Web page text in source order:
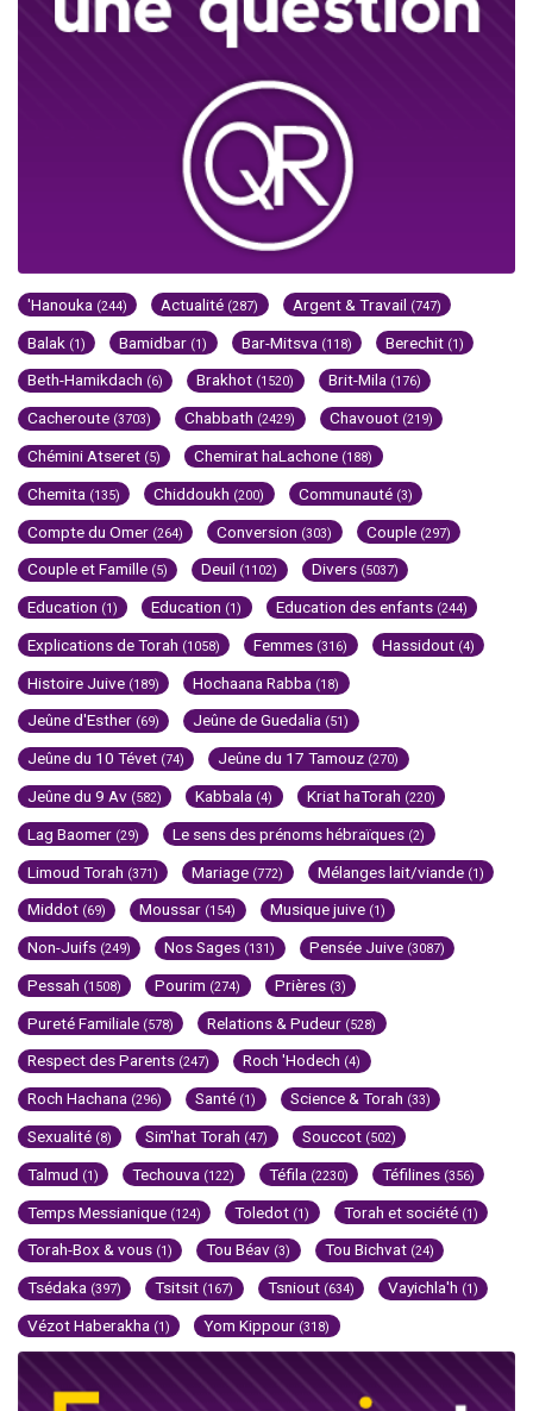
'Hanouka (244) Actualité (287) Argent & Travail (747)
Balak (1) Bamidbar (1) Bar-Mitsva (118) Berechit (1)
Beth-Hamikdach (6) Brakhot (1520) Brit-Mila (176)
Cacheroute (3703) Chabbath (2429) Chavouot (219)
Chémini Atseret (5) Chemirat haLachone (188)
Chemita (135) Chiddoukh (200) Communauté (3)
Compte du Omer (264) Conversion (303) Couple (297)
Couple et Famille (5) Deuil (1102) Divers (5037)
Education (1) Education (1) Education des enfants (244)
Explications de Torah (1058) Femmes (316) Hassidout (4)
Histoire Juive (189) Hochaana Rabba (18)
Jeûne d'Esther (69) Jeûne de Guedalia (51)
Jeûne du 10 Tévet (74) Jeûne du 17 Tamouz (270)
Jeûne du 9 Av (582) Kabbala (4) Kriat haTorah (220)
Lag Baomer (29) Le sens des prénoms hébraïques (2)
Limoud Torah (371) Mariage (772) Mélanges lait/viande (1)
Middot (69) Moussar (154) Musique juive (1)
Non-Juifs (249) Nos Sages (131) Pensée Juive (3087)
Pessah (1508) Pourim (274) Prières (3)
Pureté Familiale (578) Relations & Pudeur (528)
Respect des Parents (247) Roch 'Hodech (4)
Roch Hachana (296) Santé (1) Science & Torah (33)
Sexualité (8) Sim'hat Torah (47) Souccot (502)
Talmud (1) Techouva (122) Téfila (2230) Téfilines (356)
Temps Messianique (124) Toledot (1) Torah et société (1)
Torah-Box & vous (1) Tou Béav (3) Tou Bichvat (24)
Tsédaka (397) Tsitsit (167) Tsniout (634) Vayichla'h (1)
Vézot Haberakha (1) Yom Kippour (318)